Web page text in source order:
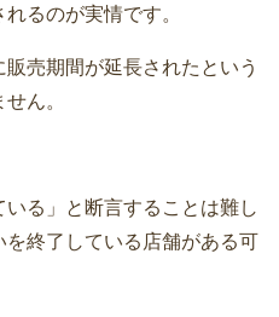
るのが実情です。
売期間が延長されたという
ん。
る」と断言することは難し
を終了している店舗がある可